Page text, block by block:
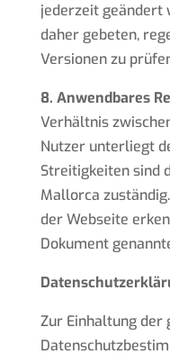
jederzeit geändert
daher gebeten,
Versionen zu
8. Anwendbares
Verhältnis
Nutzer unterliegt
Streitigkeiten sind
Mallorca
der Webseite
Dokument
Zur Einhaltung der